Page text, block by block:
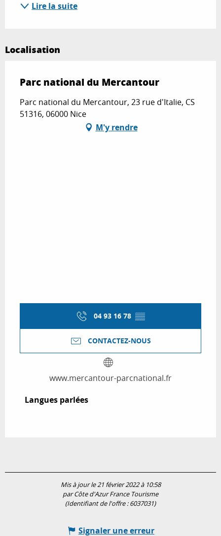
Lire la suite
Localisation
Parc national du Mercantour
Parc national du Mercantour, 23 rue d'Italie, CS
51316, 06000 Nice
M'y rendre
04 93 16 78 ▒▒
CONTACTEZ-NOUS
www.mercantour-parcnational.fr
Langues parlées
Langues parlées
Mis à jour le 21 février 2022 à 10:58
par Côte d'Azur France Tourisme
(Identifiant de l'offre :6037031)
Signaler une erreur